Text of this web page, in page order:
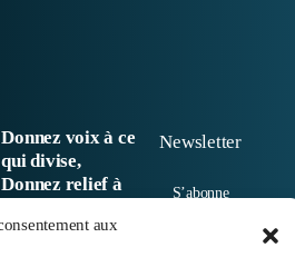
aux
Donnez voix à ce
qui divise,
Donnez relief à
Newsletter
S’abonne